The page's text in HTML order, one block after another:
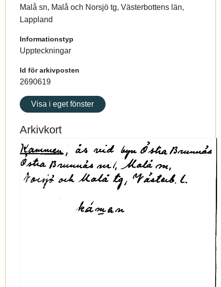
Malå sn, Malå och Norsjö tg, Västerbottens län,
Lappland
Informationstyp
Uppteckningar
Id för arkivposten
2690619
Visa i eget fönster
Arkivkort